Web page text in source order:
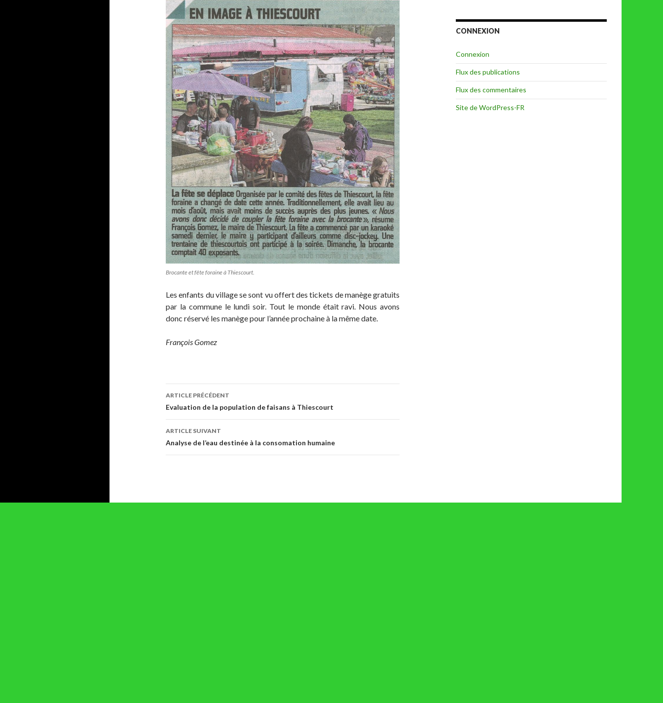
Brocante et fête foraine à Thiescourt.
Les enfants du village se sont vu offert des tickets de manège gratuits
par la commune le lundi soir. Tout le monde était ravi. Nous avons
donc réservé les manège pour l’année prochaine à la même date.
François Gomez
Navigation
des
articles
ARTICLE PRÉCÉDENT
Evaluation de la population de faisans à Thiescourt
ARTICLE SUIVANT
Analyse de l’eau destinée à la consomation humaine
CONNEXION
Connexion
Flux des publications
Flux des commentaires
Site de WordPress-FR